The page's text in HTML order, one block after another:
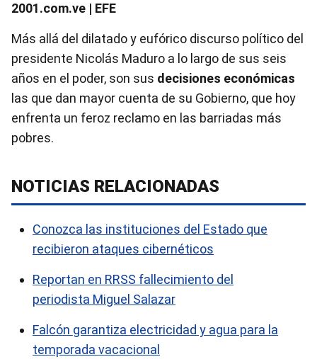
2001.com.ve | EFE
Más allá del dilatado y eufórico discurso político del
presidente Nicolás Maduro a lo largo de sus seis
años en el poder, son sus decisiones económicas
las que dan mayor cuenta de su Gobierno, que hoy
enfrenta un feroz reclamo en las barriadas más
pobres.
NOTICIAS RELACIONADAS
Conozca las instituciones del Estado que
recibieron ataques cibernéticos
Reportan en RRSS fallecimiento del
periodista Miguel Salazar
Falcón garantiza electricidad y agua para la
temporada vacacional